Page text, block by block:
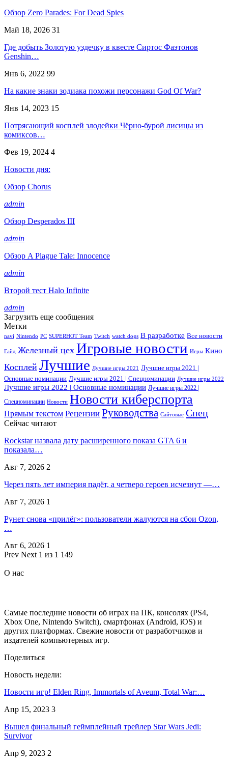
Обзор Zero Parades: For Dead Spies
Май 18, 2026 31
Где добыть Золотую уздечку в квесте Сиртос Фаэтонов
Genshin…
Янв 6, 2022 99
На какие знаки зодиака похожи персонажи God Of War?
Янв 14, 2023 15
Потрясающий косплей злодейки Чёрно-бурой лисицы из
комиксов…
Фев 19, 2024 4
Новости дня:
Обзор Chorus
admin
Обзор Desperados III
admin
Обзор A Plague Tale: Innocence
admin
Второй тест Halo Infinite
admin
Загрузить еще сообщения
Метки
navi Nintendo PC SUPERHOT Team Twitch watch dogs В разработке Все новости
Гайд Железный цех Игровые новости Игры Кино
Косплей Лучшие Лучшие игры 2021
Лучшие игры 2021 |
Основные номинации Лучшие игры 2021 | Спецноминации Лучшие игры 2022
Лучшие игры 2022 | Основные номинации Лучшие игры 2022 |
Спецноминации Новости Новости киберспорта
Прямым текстом Рецензии Руководства Сайтовые Спец
Сейчас читают
Rockstar назвала дату расширенного показа GTA 6 и
показала…
Авг 7, 2026 2
Через пять лет империя падёт, а четверо героев исчезнут —…
Авг 7, 2026 1
Рунет снова «прилёг»: пользователи жалуются на сбои Ozon,
…
Авг 6, 2026 1
Prev Next 1 из 1 149
О нас
Самые последние новости об играх на ПК, консолях (PS4,
Xbox One, Nintendo Switch), смартфонах (Android, iOS) и
других платформах. Свежие новости от разработчиков и
издателей компьютерных игр.
Поделиться
Новость недели:
Новости игр! Elden Ring, Immortals of Aveum, Total War:…
Апр 15, 2023 3
Вышел финальный геймплейный трейлер Star Wars Jedi:
Survivor
Апр 9, 2023 2